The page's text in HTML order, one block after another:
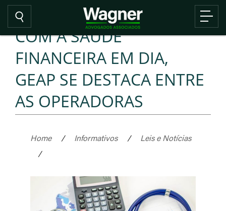
COM A SAÚDE
FINANCEIRA EM DIA,
GEAP SE DESTACA ENTRE
AS OPERADORAS
Home / Informativos /
Leis e Notícias
/